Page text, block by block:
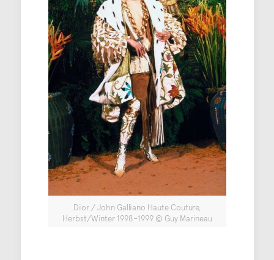
Dior / John Galliano Haute Couture,
Herbst/Winter 1998–1999 © Guy Marineau